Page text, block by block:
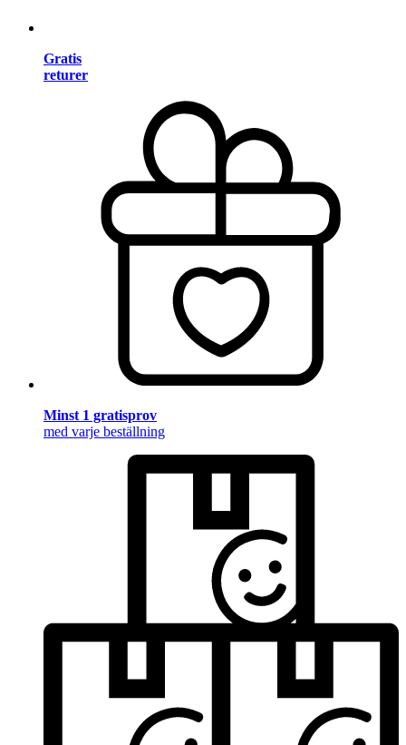
Gratis
returer
Minst 1 gratisprov
med varje beställning